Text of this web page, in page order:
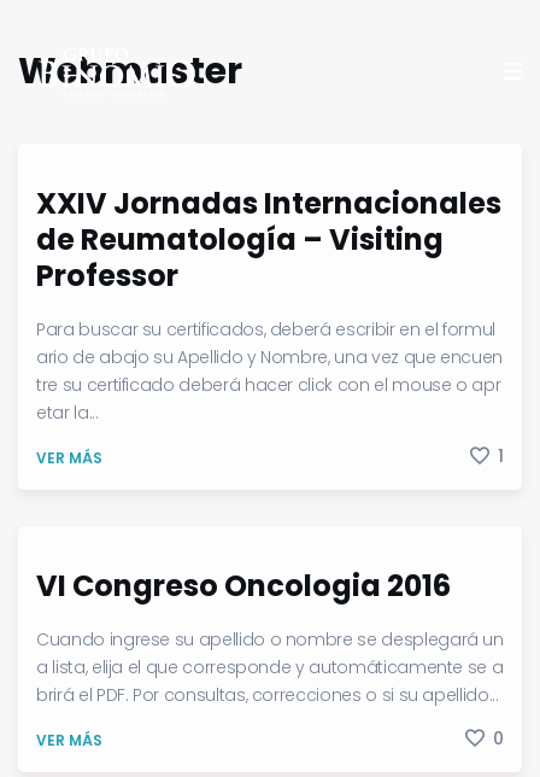
Webmaster
XXIV Jornadas Internacionales
de Reumatología – Visiting
Professor
Para buscar su certificados, deberá escribir en el formul
ario de abajo su Apellido y Nombre, una vez que encuen
tre su certificado deberá hacer click con el mouse o apr
etar la...
VER MÁS 1
VI Congreso Oncologia 2016
Cuando ingrese su apellido o nombre se desplegará un
a lista, elija el que corresponde y automáticamente se a
brirá el PDF. Por consultas, correcciones o si su apellido...
VER MÁS 0